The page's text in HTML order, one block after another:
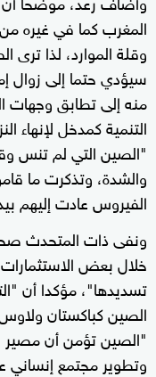
المغرب كما في غيره من
وقلة الموارد، لذا ترى
سيؤدي حتما إلى زوال
منه إلى تطابق
التنمية كمدخل لإنهاء
"الصين التي لم تنس
والشدة، وتذكرت ما
الفيروس عادت إليهم
ونفى ذات المتحدث
خلال بعض
تسديدها"، مؤكدا أن
الصين كباكستان
"الصين تؤمن أن مصير
وتطوير مجتمع إنساني